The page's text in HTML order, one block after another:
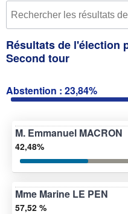
Résultats de l'élection
Second tour
Abstention : 23,84%
M. Emmanuel MACRON
42,48%
Mme Marine LE PEN
57,52 %